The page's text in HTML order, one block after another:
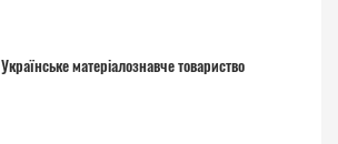
Українське матеріалознавче товариство